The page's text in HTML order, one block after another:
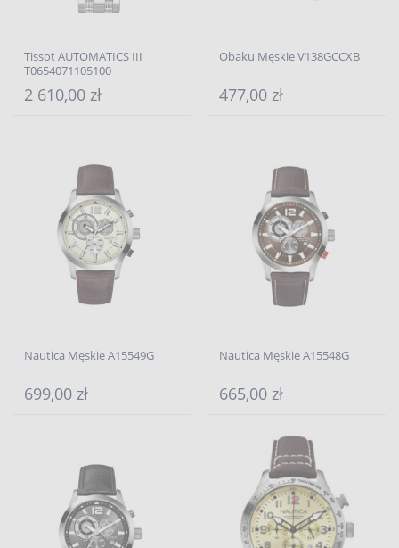
Tissot AUTOMATICS III
T0654071105100
2 610,00 zł
Obaku Męskie V138GCCXB
477,00 zł
Nautica Męskie A15549G
699,00 zł
Nautica Męskie A15548G
665,00 zł